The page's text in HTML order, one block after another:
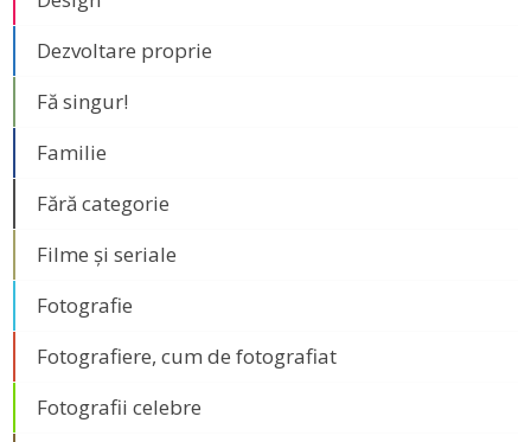
Dezvoltare proprie
Fă singur!
Familie
Fără categorie
Filme și seriale
Fotografie
Fotografiere, cum de fotografiat
Fotografii celebre